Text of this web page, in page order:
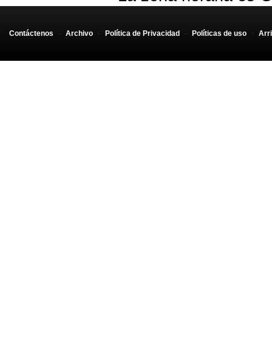
Contáctenos - Archivo - Política de Privacidad - Políticas de uso -